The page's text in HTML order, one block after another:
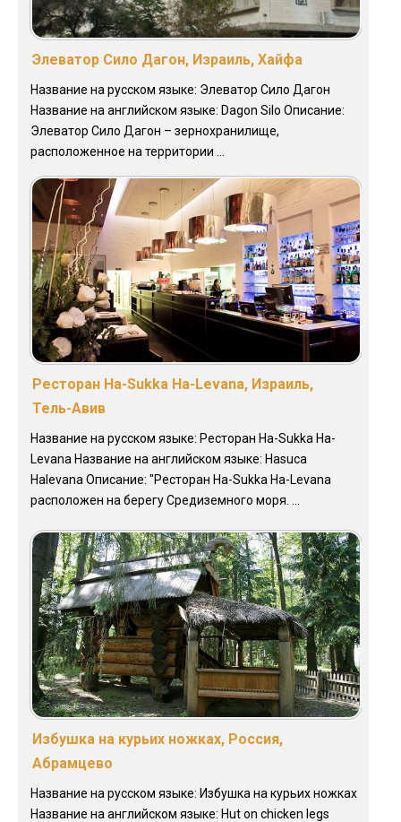
Элеватор Сило Дагон, Израиль, Хайфа
Название на русском языке: Элеватор Сило Дагон
Название на английском языке: Dagon Silo Описание:
Элеватор Сило Дагон – зернохранилище,
расположенное на территории ...
Ресторан Ha-Sukka Ha-Levana, Израиль,
Тель-Авив
Название на русском языке: Ресторан Ha-Sukka Ha-
Levana Название на английском языке: Hasuca
Halevana Описание: "Ресторан Ha-Sukka Ha-Levana
расположен на берегу Средиземного моря. ...
Избушка на курьих ножках, Россия,
Абрамцево
Название на русском языке: Избушка на курьих ножках
Название на английском языке: Hut on chicken legs